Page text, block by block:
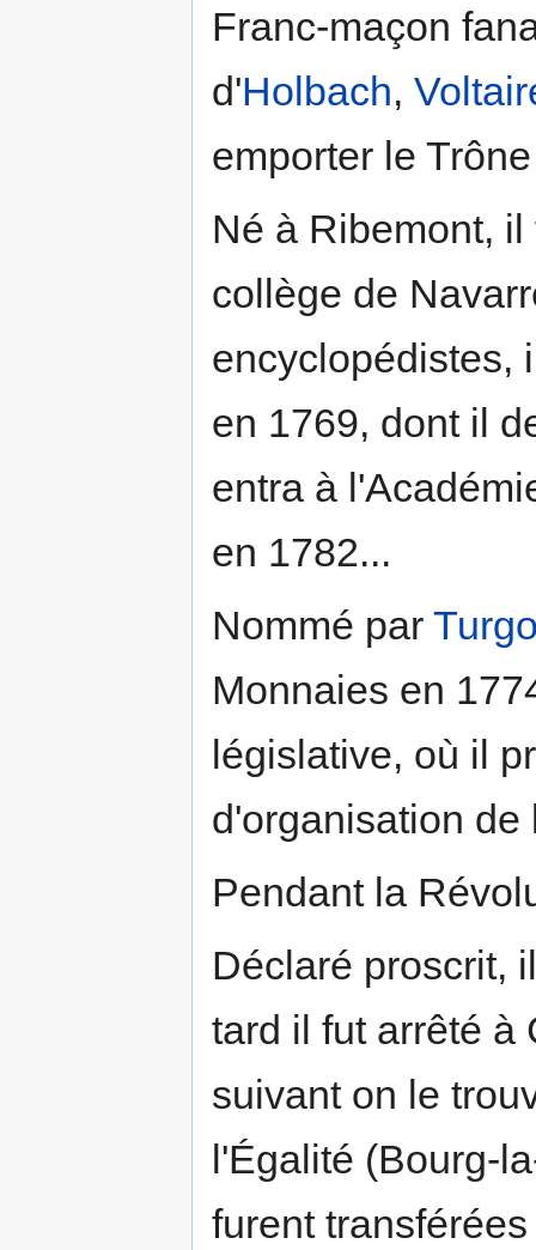
Franc-maçon
d'Holbach,
emporter le
Né à Ribemont,
collège de
encyclopédistes,
en 1769, dont il
entra à
en 1782...
Nommé par
Monnaies en
législative, où il
d'organisation
Pendant la
Déclaré proscrit,
tard il fut arrêté à
suivant on le
l'Égalité (Bourg-
furent